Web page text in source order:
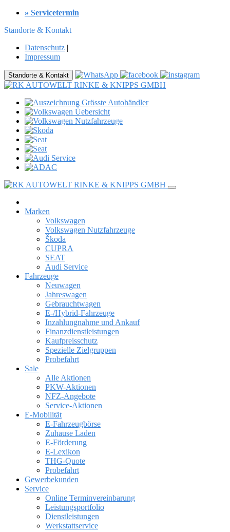
» Servicetermin
Standorte & Kontakt
Datenschutz |
Impressum
Standorte & Kontakt
Marken
Volkswagen
Volkswagen Nutzfahrzeuge
Škoda
CUPRA
SEAT
Audi Service
Fahrzeuge
Neuwagen
Jahreswagen
Gebrauchtwagen
E-/Hybrid-Fahrzeuge
Inzahlungnahme und Ankauf
Finanzdienstleistungen
Kaufpreisschutz
Spezielle Zielgruppen
Probefahrt
Sale
Alle Aktionen
PKW-Aktionen
NFZ-Angebote
Service-Aktionen
E-Mobilität
E-Fahrzeugbörse
Zuhause Laden
E-Förderung
E-Lexikon
THG-Quote
Probefahrt
Gewerbekunden
Service
Online Terminvereinbarung
Leistungsportfolio
Dienstleistungen
Werkstattservice